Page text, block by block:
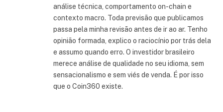
análise técnica, comportamento on-chain e
contexto macro. Toda previsão que publicamos
passa pela minha revisão antes de ir ao ar. Tenho
opinião formada, explico o raciocínio por trás dela
e assumo quando erro. O investidor brasileiro
merece análise de qualidade no seu idioma, sem
sensacionalismo e sem viés de venda. É por isso
que o Coin360 existe.